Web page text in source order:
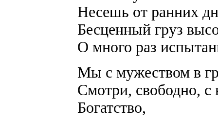
Несешь от ранних
Бесценный груз
О много раз
Мы с мужеством в
Смотри, свободно,
Богатство,